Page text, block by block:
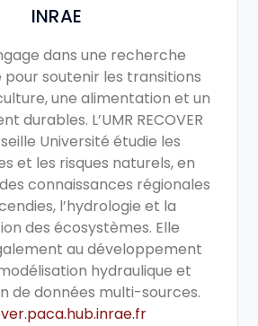
INRAE
dans une recherche
pour soutenir les transitions
une alimentation et un
durables. L’UMR RECOVER
Université étudie les
et les risques naturels, en
connaissances régionales
l’hydrologie et la
des écosystèmes. Elle
au développement
hydraulique et
de données multi-sources.